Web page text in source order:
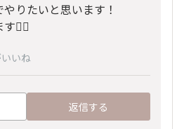
りたいと思います！
🙇‍♀️
いね
返信する